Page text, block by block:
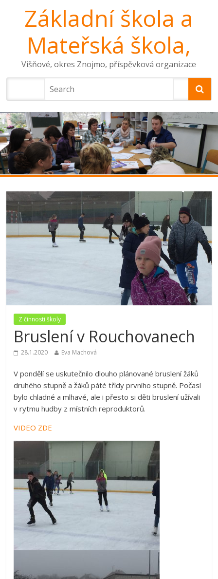
Základní škola a
Mateřská škola,
Višňové, okres Znojmo, příspěvková organizace
Z činnosti školy
Bruslení v Rouchovanech
28.1.2020 Eva Machová
V pondělí se uskutečnilo dlouho plánované bruslení žáků
druhého stupně a žáků páté třídy prvního stupně. Počasí
bylo chladné a mlhavé, ale i přesto si děti bruslení užívali
v rytmu hudby z místních reproduktorů.
VIDEO ZDE